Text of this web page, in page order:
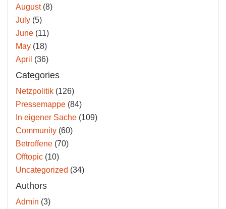
August(8)
July (5)
June (11)
May (18)
April (36)
Categories
Netzpolitik (126)
Pressemappe (84)
In eigener Sache (109)
Community (60)
Betroffene (70)
Offtopic (10)
Uncategorized (34)
Authors
Admin (3)